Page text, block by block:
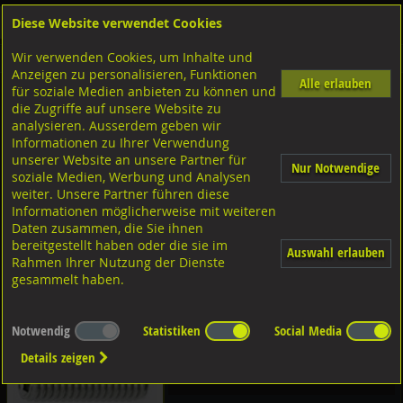
Shop Schrauben Gewindestangen-Stifte-Federnde Druckstücke
Diverse Ausführungen Gewindestifte
Innensechskant
Diverse Ausführungen
mit Schlitz
Diverse Ausführungen
Diese Website verwendet Cookies
Wir verwenden Cookies, um Inhalte und
Anzeigen zu personalisieren, Funktionen
für soziale Medien anbieten zu können und
die Zugriffe auf unsere Website zu
analysieren. Ausserdem geben wir
Informationen zu Ihrer Verwendung
unserer Website an unsere Partner für
soziale Medien, Werbung und Analysen
weiter. Unsere Partner führen diese
Informationen möglicherweise mit weiteren
Daten zusammen, die Sie ihnen
bereitgestellt haben oder die sie im
Rahmen Ihrer Nutzung der Dienste
gesammelt haben.
Alle erlauben
Nur Notwendige
Auswahl erlauben
Notwendig Statistiken
Social Media
Details zeigen